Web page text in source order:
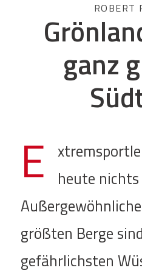
ROBERT
ganz
E
heute nichts
größten Berge
gefährlichsten